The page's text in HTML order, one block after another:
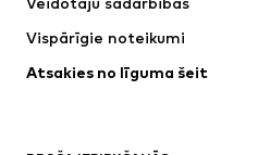
Vispārīgie noteikumi
Atsakies no līguma šeit